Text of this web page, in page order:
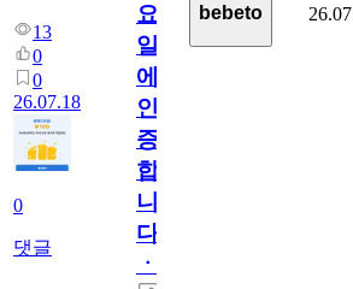
13
0
0
26.07.18
0
댓글
요
일
에
인
증
합
니
다
ㆍ
bebeto